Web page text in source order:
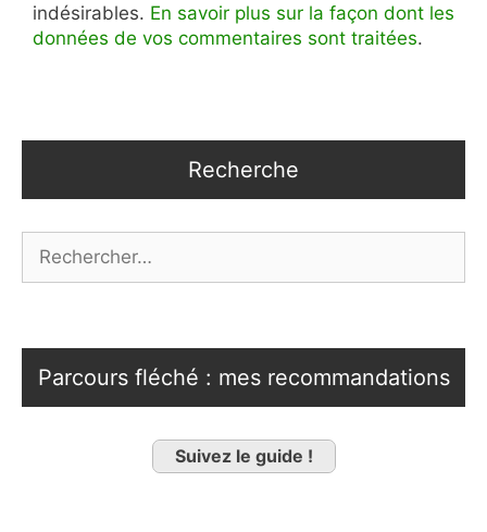
indésirables. En savoir plus sur la façon dont les
données de vos commentaires sont traitées.
Recherche
Parcours fléché : mes recommandations
Suivez le guide !